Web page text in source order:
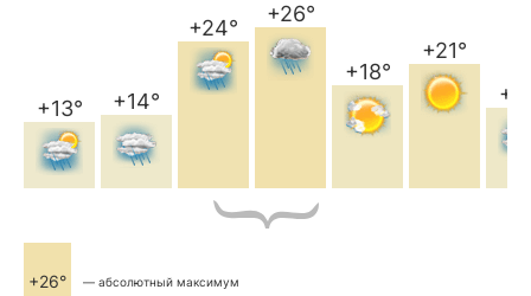
+13° +14°
+24°
+26°
+18°
+21°
+26° — абсолютный максимум